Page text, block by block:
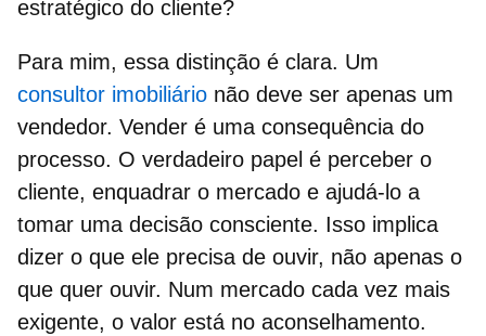
estratégico do cliente?
Para mim, essa distinção é clara. Um
consultor imobiliário não deve ser apenas um
vendedor. Vender é uma consequência do
processo. O verdadeiro papel é perceber o
cliente, enquadrar o mercado e ajudá-lo a
tomar uma decisão consciente. Isso implica
dizer o que ele precisa de ouvir, não apenas o
que quer ouvir. Num mercado cada vez mais
exigente, o valor está no aconselhamento.